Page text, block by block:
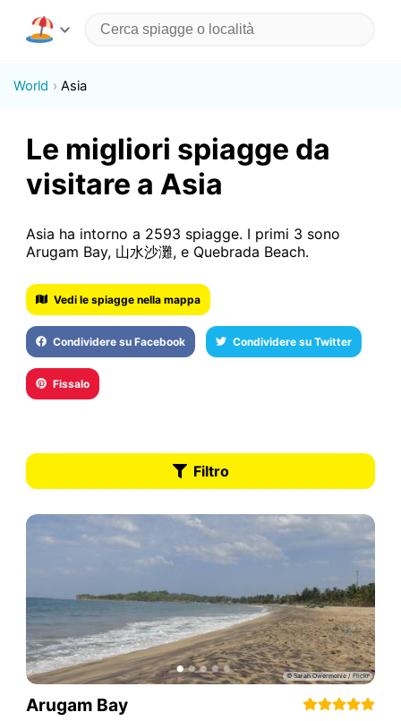
World Asia
Le migliori spiagge da
visitare a Asia
Asia ha intorno a 2593 spiagge. I primi 3 sono
Arugam Bay, 山水沙灘, e Quebrada Beach.
Vedi le spiagge nella mappa
Condividere su Facebook Condividere su Twitter
Fissalo
Filtro
Arugam Bay